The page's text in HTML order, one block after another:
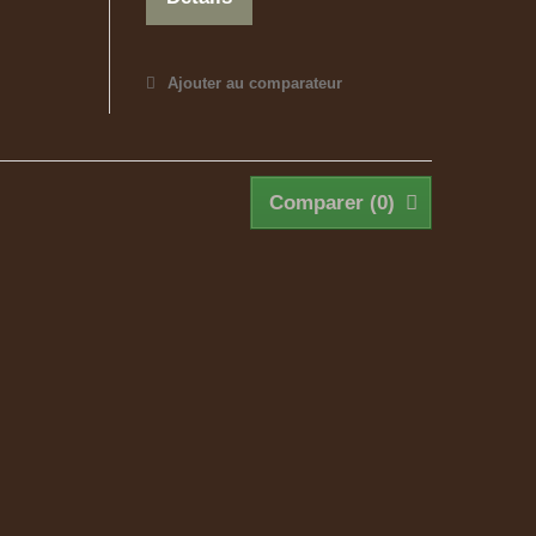
Ajouter au comparateur
Comparer (0)